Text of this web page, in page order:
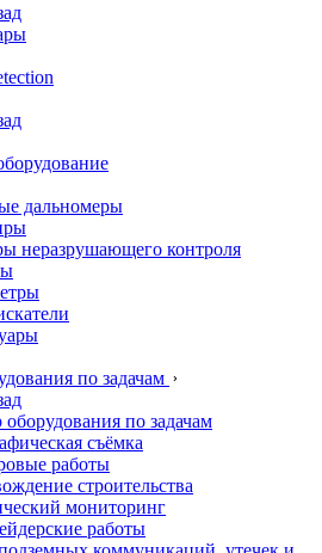
дальномеры
неразрушающего контроля
по задачам
по задачам
съёмка
работы
строительства
мониторинг
работы